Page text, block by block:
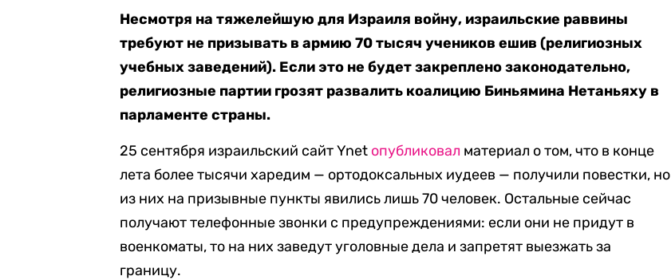
Несмотря на тяжелейшую для Израиля войну, израильские раввины
требуют не призывать в армию 70 тысяч учеников ешив (религиозных
учебных заведений). Если это не будет закреплено законодательно,
религиозные партии грозят развалить коалицию Биньямина Нетаньяху в
парламенте страны.
25 сентября израильский сайт Ynet опубликовал материал о том, что в конце
лета более тысячи харедим — ортодоксальных иудеев — получили повестки, но
из них на призывные пункты явились лишь 70 человек. Остальные сейчас
получают телефонные звонки с предупреждениями: если они не придут в
военкоматы, то на них заведут уголовные дела и запретят выезжать за
границу.